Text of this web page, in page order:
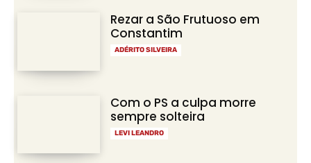
Rezar a São Frutuoso em
Constantim
ADÉRITO SILVEIRA
Com o PS a culpa morre
sempre solteira
LEVI LEANDRO